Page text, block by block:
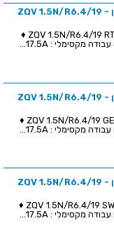
מגשר טרמינל בלוק לפס דין - ZQV 1.5N/R6.4/19
מגשר טרמינל בלוק לפס דין - ZQV 1.5N/R6.4/19 RT ♦
מגשר טרמינל בלוק לפס דין - ZQV 1.5N/R6.4/19
מגשר טרמינל בלוק לפס דין - ZQV 1.5N/R6.4/19 GE ♦
מגשר טרמינל בלוק לפס דין - ZQV 1.5N/R6.4/19
מגשר טרמינל בלוק לפס דין - ZQV 1.5N/R6.4/19 SW ♦